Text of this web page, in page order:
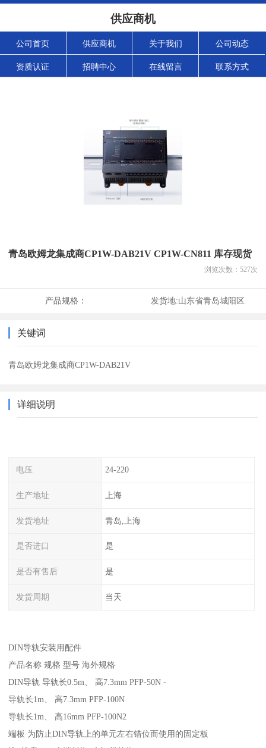
供应商机
公司首页 供应商机 关于我们 公司动态
资质认证 招聘中心 在线留言 联系方式
青岛欧姆龙集成商CP1W-DAB21V CP1W-CN811 库存现货
浏览次数： 527次
产品规格： 发货地:山东省青岛城阳区
关键词
青岛欧姆龙集成商CP1W-DAB21V
详细说明
电压 24-220
生产地址 上海
发货地址 青岛,上海
是否进口 是
是否有售后 是
发货周期 当天
DIN导轨安装用配件
产品名称 规格 型号 海外规格
DIN导轨 导轨长0.5m、 高7.3mm PFP-50N -
导轨长1m、 高7.3mm PFP-100N
导轨长1m、 高16mm PFP-100N2
端板 为防止DIN导轨上的单元左右错位而使用的固定板